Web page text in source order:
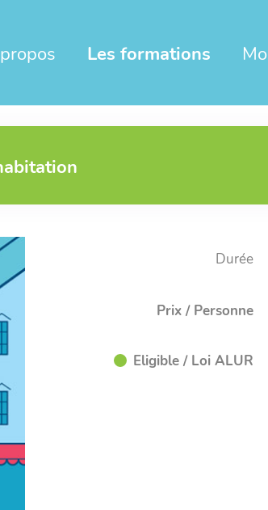
Les formations
Durée
Prix / Personne
Eligible / Loi ALUR